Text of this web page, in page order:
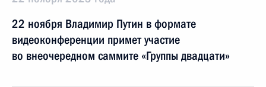
22 ноября Владимир Путин в формате
видеоконференции примет участие
во внеочередном саммите «Группы двадцати»